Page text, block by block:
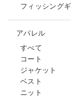
フィッシング
アパレル
すべて
コート
ジャケット
ベスト
ニット